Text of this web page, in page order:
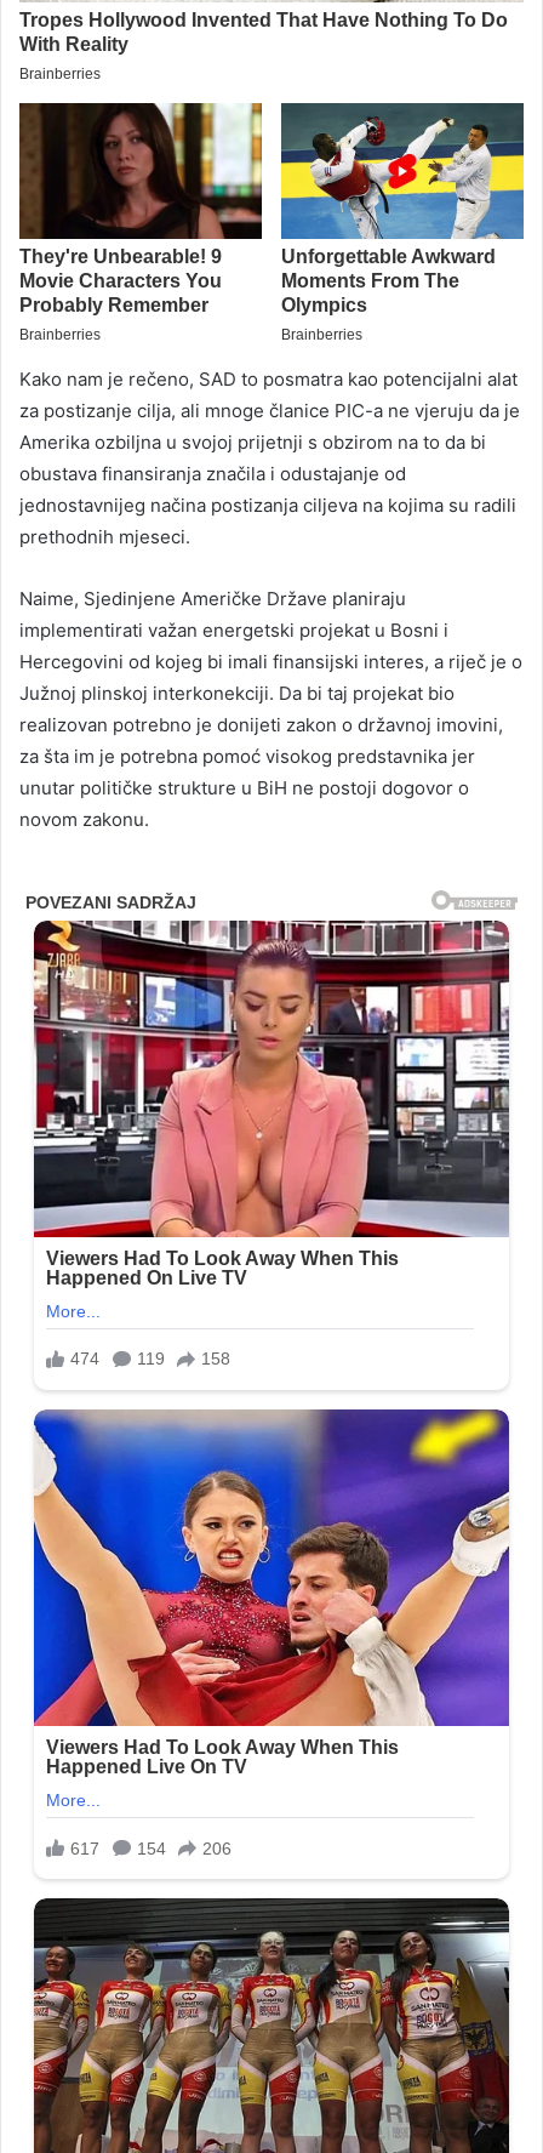
Kako nam je rečeno, SAD to posmatra kao potencijalni alat
za postizanje cilja, ali mnoge članice PIC-a ne vjeruju da je
Amerika ozbiljna u svojoj prijetnji s obzirom na to da bi
obustava finansiranja značila i odustajanje od
jednostavnijeg načina postizanja ciljeva na kojima su radili
prethodnih mjeseci.
Naime, Sjedinjene Američke Države planiraju
implementirati važan energetski projekat u Bosni i
Hercegovini od kojeg bi imali finansijski interes, a riječ je o
Južnoj plinskoj interkonekciji. Da bi taj projekat bio
realizovan potrebno je donijeti zakon o državnoj imovini,
za šta im je potrebna pomoć visokog predstavnika jer
unutar političke strukture u BiH ne postoji dogovor o
novom zakonu.